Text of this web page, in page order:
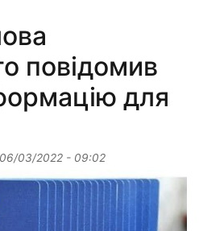
повідомив
для
06/03/2022 - 09:02